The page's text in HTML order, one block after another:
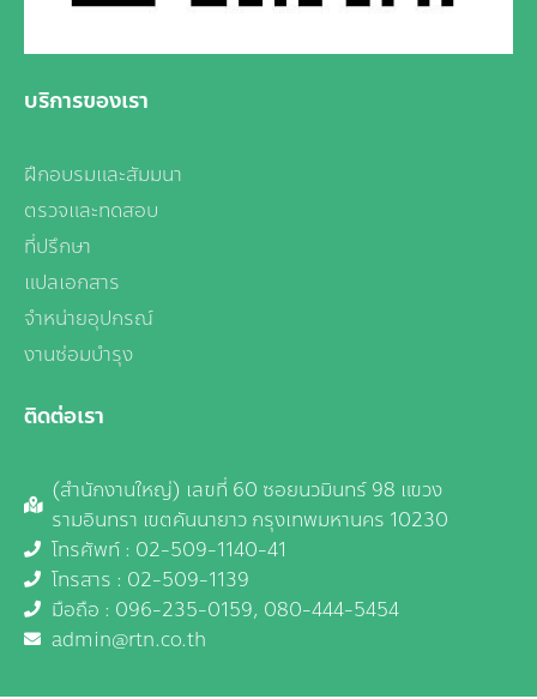
บริการของเรา
ฝึกอบรมและสัมมนา
ตรวจและทดสอบ
ที่ปรึกษา
แปลเอกสาร
จำหน่ายอุปกรณ์
งานซ่อมบำรุง
ติดต่อเรา
(สำนักงานใหญ่) เลขที่ 60 ซอยนวมินทร์ 98 แขวง
รามอินทรา เขตคันนายาว กรุงเทพมหานคร 10230
โทรศัพท์ : 02-509-1140-41
โทรสาร : 02-509-1139
มือถือ : 096-235-0159, 080-444-5454
admin@rtn.co.th